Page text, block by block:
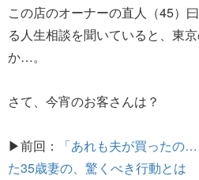
この店のオーナーの直人（45）
る人生相談を聞いていると、東
か…。
さて、今宵のお客さんは？
▶前回：
「あれも夫が買ったの
た35歳妻の、驚くべき行動とは